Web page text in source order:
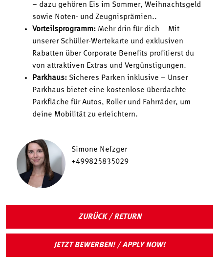
– dazu gehören Eis im Sommer, Weihnachtsgeld
sowie Noten- und Zeugnisprämien..
Vorteilsprogramm: Mehr drin für dich – Mit
unserer Schüller-Wertekarte und exklusiven
Rabatten über Corporate Benefits profitierst du
von attraktiven Extras und Vergünstigungen.
Parkhaus: Sicheres Parken inklusive – Unser
Parkhaus bietet eine kostenlose überdachte
Parkfläche für Autos, Roller und Fahrräder, um
deine Mobilität zu erleichtern.
Simone Nefzger
+499825835029
ZURÜCK / RETURN
JETZT BEWERBEN! / APPLY NOW!